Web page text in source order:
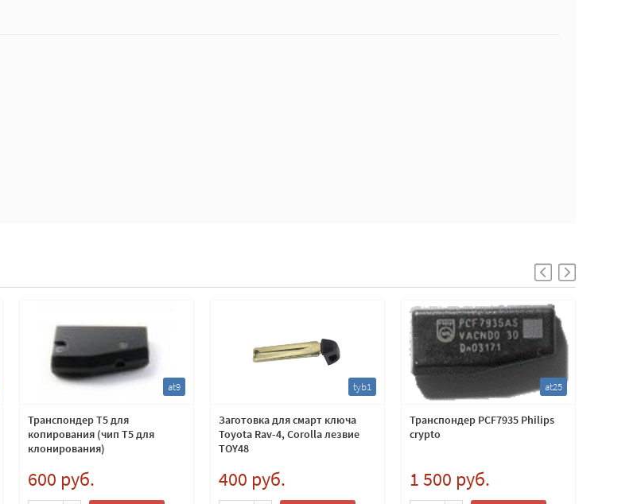
at9
Транспондер T5 для
копирования (чип Т5 для
клонирования)
600 руб.
tyb1
Заготовка для смарт ключа
Toyota Rav-4, Corolla лезвие
TOY48
400 руб.
at25
Транспондер PCF7935 Philips
crypto
1 500 руб.